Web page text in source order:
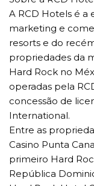
A RCD Hotels é a
marketing e
resorts e do
propriedades da
Hard Rock no
operadas pela
concessão de
International.
Entre as
Casino Punta
primeiro Hard
República